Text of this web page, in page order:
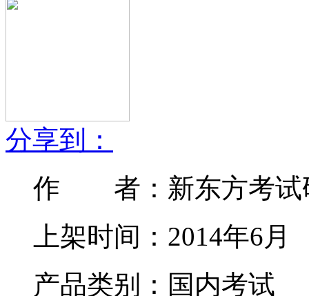
分享到：
作 者：新东方考试
上架时间：2014年6月
产品类别：国内考试